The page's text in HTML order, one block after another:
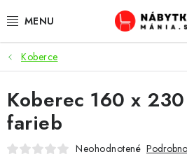
na
VÝPREDAJ
NOVINKY
OBÝVACIA IZBA
Koberce
Koberec 160 x
farieb
Neohodnotené